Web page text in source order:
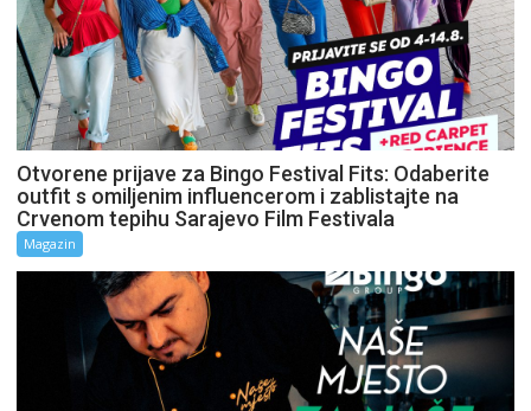
Otvorene prijave za Bingo Festival Fits: Odaberite
outfit s omiljenim influencerom i zablistajte na
Crvenom tepihu Sarajevo Film Festivala
Magazin